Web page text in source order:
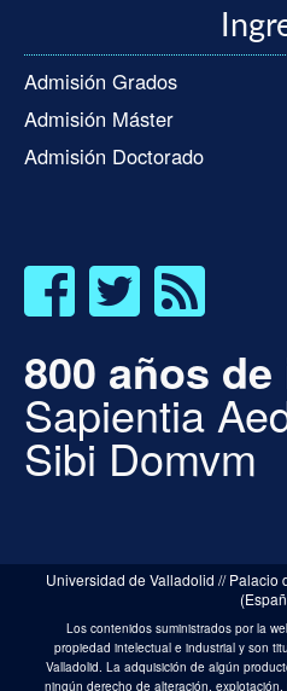
Admisión Grados
Admisión Máster
Admisión Doctorado
800 años
Sapientia
Sibi Domvm
Universidad de Valladolid // Palacio
Los contenidos suministrados por la
propiedad intelectual e industrial y son
Valladolid. La adquisición de algún
ningún derecho de alteración,